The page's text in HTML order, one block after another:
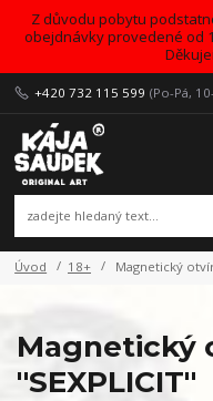
Z důvodu pobytu
obejdnávky provedené od
+420 732 115 599 (Po-Pá,
Úvod 18+ Magnetický
Magnetický
"SEXPLICIT"